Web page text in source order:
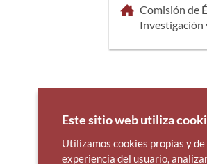
Comisión de
Investigación
Este sitio web utiliza
Utilizamos cookies propias y
experiencia del usuario,